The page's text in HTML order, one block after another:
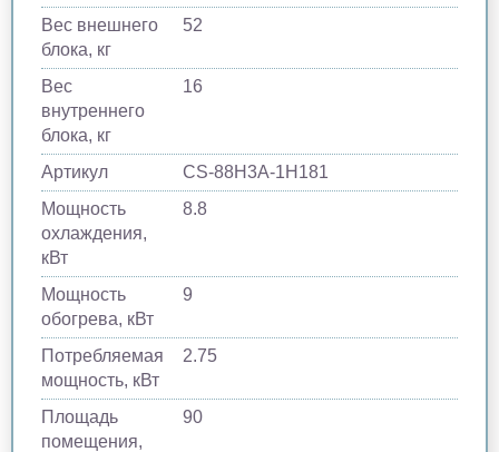
Вес внешнего
блока, кг
52
Вес
внутреннего
блока, кг
16
Артикул
CS-88H3A-1H181
Мощность
охлаждения,
кВт
8.8
Мощность
обогрева, кВт
9
Потребляемая
мощность, кВт
2.75
Площадь
помещения,
90